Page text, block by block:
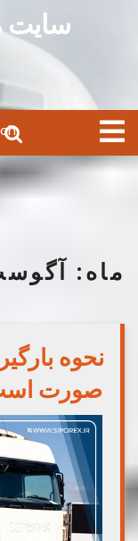
سایت
Open
Menu
for:
ماه: آگوست
نحوه
صورت